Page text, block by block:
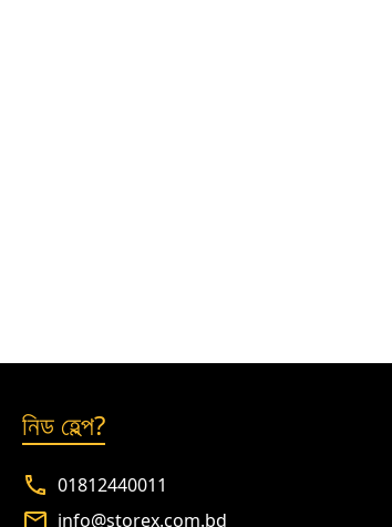
নিড হেল্প?
01812440011
info@storex.com.bd